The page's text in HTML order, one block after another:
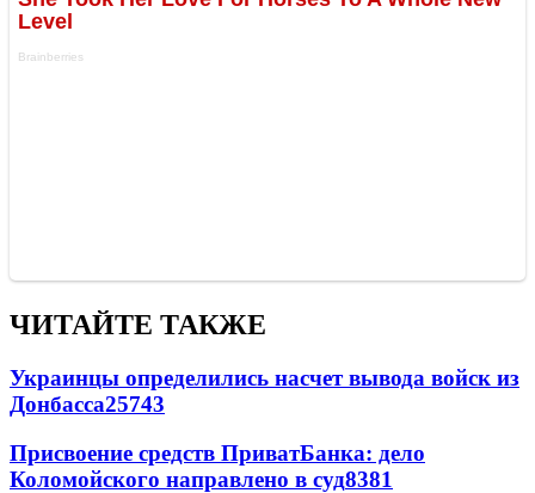
ЧИТАЙТЕ ТАКЖЕ
Украинцы определились насчет вывода войск из
Донбасса25743
Присвоение средств ПриватБанка: дело
Коломойского направлено в суд8381